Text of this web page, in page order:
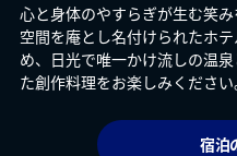
心と身体のやすらぎが生む笑
空間を庵とし名付けられたホ
め、日光で唯一かけ流しの温
た創作料理をお楽しみください
宿泊